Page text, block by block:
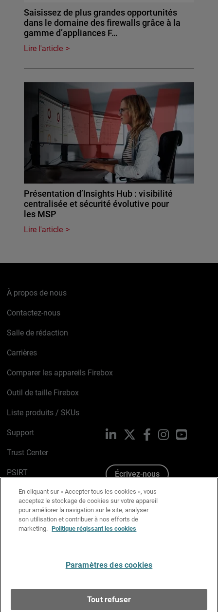
Saisissez de plus grandes opportunités
dans le domaine des firewalls grâce à la
gamme d’appliances F…
Lire l'article
Présentation d’Insights Hub : visibilité
centralisée et sécurité évolutive pour
les MSP
Lire l'article
À propos de nous
Contactez-nous
Salle de rédaction
Carrières
Comparer les appareils Firebox
Outil de taille Firebox
Liste produits / SKUs
Support
Trust Center
PSIRT
Avis sur les cookies
Politique de confidentialité
Charte Graphique
LinkedIn FacebookInstagramYouTube
Écrivez-nous
En cliquant sur « Accepter tous les cookies », vous
acceptez le stockage de cookies sur votre appareil
pour améliorer la navigation sur le site, analyser
son utilisation et contribuer à nos efforts de
marketing. Politique régissant les cookies
Paramètres des cookies
Tout refuser